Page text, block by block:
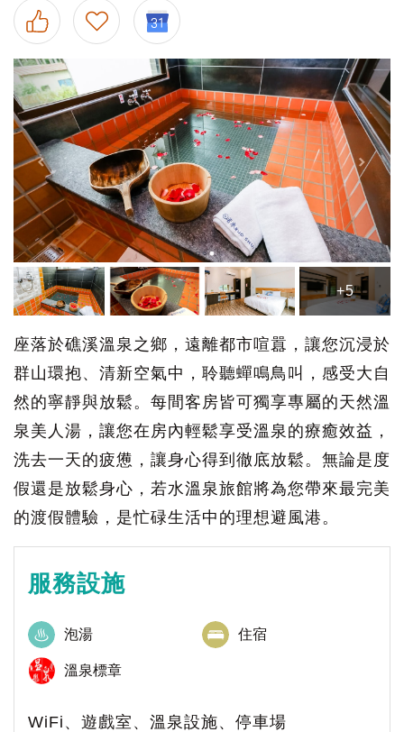
+5
座落於礁溪溫泉之鄉，遠離都市喧囂，讓您沉浸於
群山環抱、清新空氣中，聆聽蟬鳴鳥叫，感受大自
然的寧靜與放鬆。每間客房皆可獨享專屬的天然溫
泉美人湯，讓您在房內輕鬆享受溫泉的療癒效益，
洗去一天的疲憊，讓身心得到徹底放鬆。無論是度
假還是放鬆身心，若水溫泉旅館將為您帶來最完美
的渡假體驗，是忙碌生活中的理想避風港。
服務設施
泡湯 住宿
溫泉標章
WiFi、遊戲室、溫泉設施、停車場